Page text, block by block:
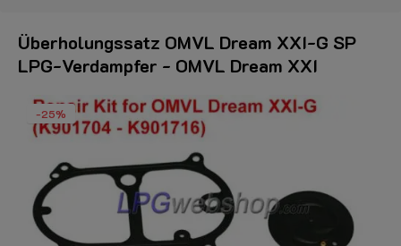
Überholungssatz OMVL Dream XXI-G SP
LPG-Verdampfer - OMVL Dream XXI
-25%